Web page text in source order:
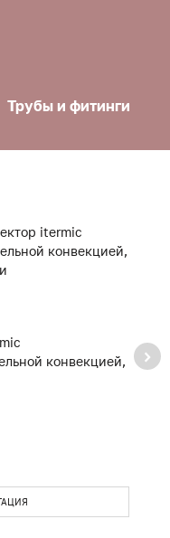
Трубы и фитинги
конвекцией,